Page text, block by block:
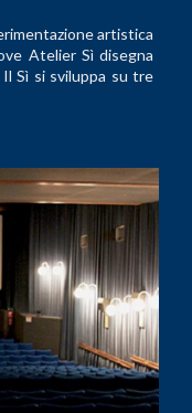
artistica
Atelier Sì disegna
Sì si sviluppa su tre